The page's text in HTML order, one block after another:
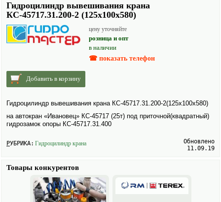
Гидроцилиндр вывешивания крана
КС-45717.31.200-2 (125х100х580)
цену уточняйте
розница и опт
в наличии
☎ показать телефон
Добавить в корзину
Гидроцилиндр вывешивания крана КС-45717.31.200-2(125х100х580)
на авто­кран «Ивановец» КС-45717 (25т) под приточной(квадратный)
гидрозамок опоры КС-45717.31.400
РУБРИКА: Гидроцилиндр крана
Обновлено
11.09.19
Товары конкурентов